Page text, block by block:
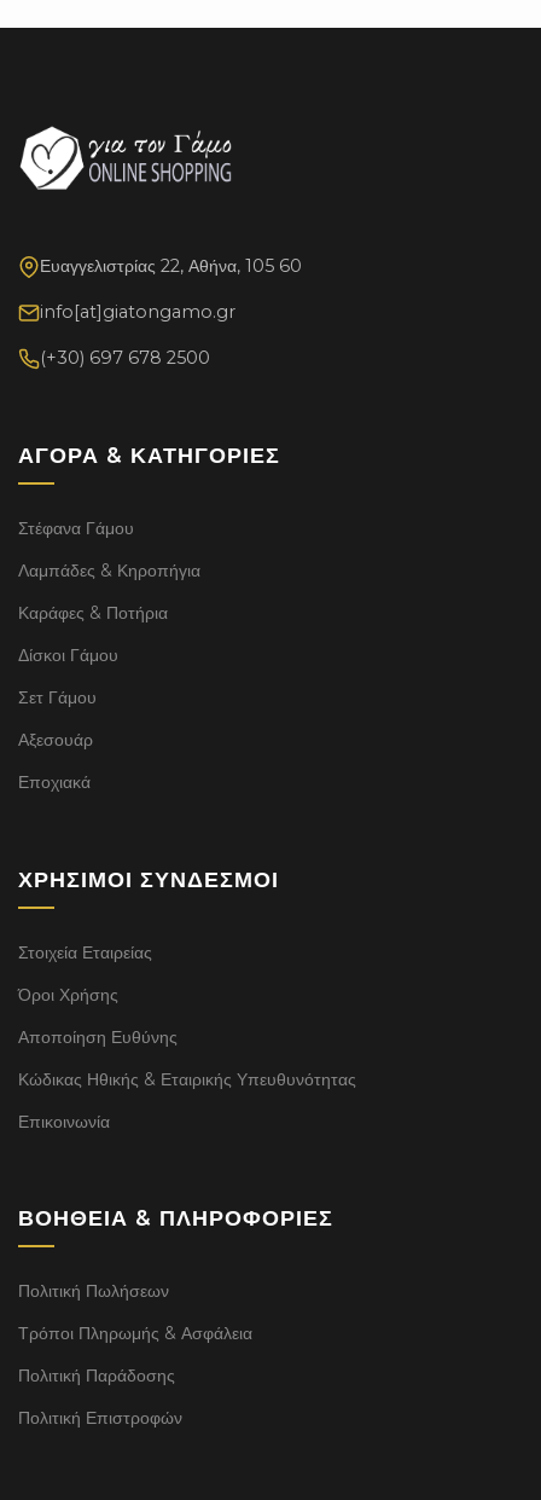
Ευαγγελιστρίας 22, Αθήνα, 105 60
info[at]giatongamo.gr
(+30) 697 678 2500
ΑΓΟΡΆ & ΚΑΤΗΓΟΡΊΕΣ
Στέφανα Γάμου
Λαμπάδες & Κηροπήγια
Καράφες & Ποτήρια
Δίσκοι Γάμου
Σετ Γάμου
Αξεσουάρ
Εποχιακά
ΧΡΉΣΙΜΟΙ ΣΎΝΔΕΣΜΟΙ
Στοιχεία Εταιρείας
Όροι Χρήσης
Αποποίηση Ευθύνης
Κώδικας Ηθικής & Εταιρικής Υπευθυνότητας
Επικοινωνία
ΒΟΉΘΕΙΑ & ΠΛΗΡΟΦΟΡΊΕΣ
Πολιτική Πωλήσεων
Τρόποι Πληρωμής & Ασφάλεια
Πολιτική Παράδοσης
Πολιτική Επιστροφών